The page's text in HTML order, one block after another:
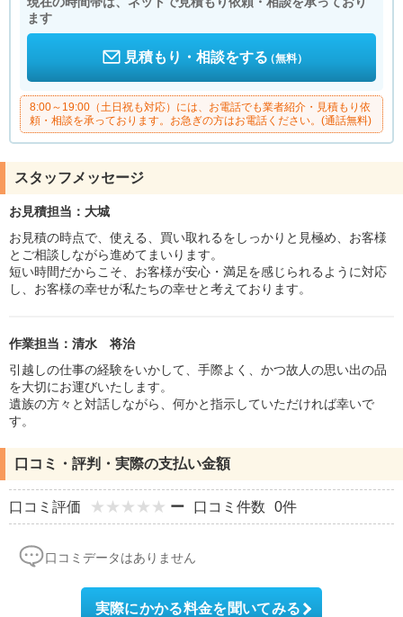
ます
見積もり・相談をする（無料）
8:00～19:00（土日祝も対応）には、お電話でも業者紹介・見積もり依
頼・相談を承っております。お急ぎの方はお電話ください。(通話無料)
スタッフメッセージ
お見積担当：大城
お見積の時点で、使える、買い取れるをしっかりと見極め、お客様
とご相談しながら進めてまいります。
短い時間だからこそ、お客様が安心・満足を感じられるように対応
し、お客様の幸せが私たちの幸せと考えております。
作業担当：清水 将治
引越しの仕事の経験をいかして、手際よく、かつ故人の思い出の品
を大切にお運びいたします。
遺族の方々と対話しながら、何かと指示していただければ幸いで
す。
口コミ・評判・実際の支払い金額
口コミ評価 ー 口コミ件数 0件
口コミデータはありません
実際にかかる料金を聞いてみる